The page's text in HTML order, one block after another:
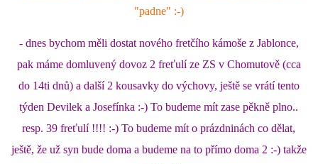
"padne" :-)
- dnes bychom měli dostat nového fretčího kámoše z Jablonce,
pak máme domluvený dovoz 2 freťulí ze ZS v Chomutově (cca
do 14ti dnů) a další 2 kousavky do výchovy, ještě se vrátí tento
týden Devilek a Josefínka :-) To budeme mít zase pěkně plno..
resp. 39 freťulí !!!! :-) To budeme mít o prázdninách co dělat,
ještě, že už syn bude doma a budeme na to přímo doma 2 :-) takže